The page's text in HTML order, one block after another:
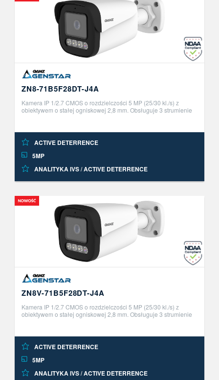
ZN8-71B5F28DT-J4A
Kamera IP 1/2.7 CMOS o rozdzielczości 5 MP (25/30 kl./s) z
obiektywem o stałej ogniskowej 2,8 mm. Obsługuje 3 strumienie
ACTIVE DETERRENCE
5MP
ANALITYKA IVS/ACTIVE DETERRENCE
ZN8V-71B5F28DT-J4A
Kamera IP 1/2.7 CMOS o rozdzielczości 5 MP (25/30 kl./s) z
obiektywem o stałej ogniskowej 2,8 mm. Obsługuje 3 strumienie
ACTIVE DETERRENCE
5MP
ANALITYKA IVS/ACTIVE DETERRENCE